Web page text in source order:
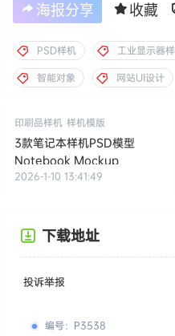
海报分享 收藏
PSD样机 工业显示器
智能对象
网站UI设计
印刷品样机 样机模版
3款笔记本样机PSD模型
Notebook Mockup
2026-1-10 13:41:49
下载地址
投诉举报
编号： P3538